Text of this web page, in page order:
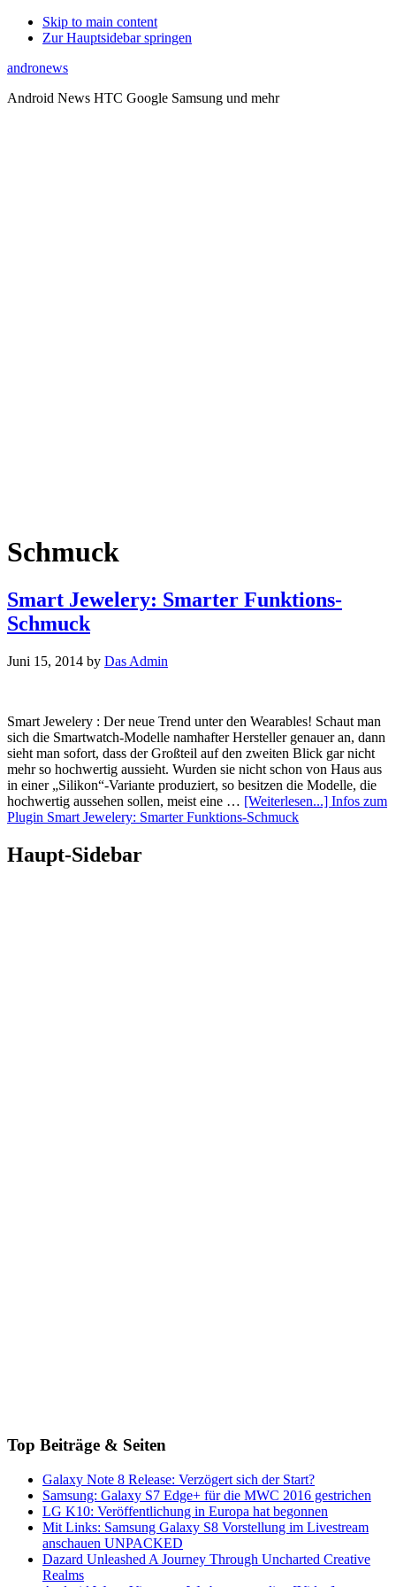
Skip to main content
Zur Hauptsidebar springen
andronews
Android News HTC Google Samsung und mehr
Schmuck
Smart Jewelery: Smarter Funktions-
Schmuck
Juni 15, 2014 by Das Admin
Smart Jewelery : Der neue Trend unter den Wearables! Schaut man
sich die Smartwatch-Modelle namhafter Hersteller genauer an, dann
sieht man sofort, dass der Großteil auf den zweiten Blick gar nicht
mehr so hochwertig aussieht. Wurden sie nicht schon von Haus aus
in einer „Silikon“-Variante produziert, so besitzen die Modelle, die
hochwertig aussehen sollen, meist eine … [Weiterlesen...] Infos zum
Plugin Smart Jewelery: Smarter Funktions-Schmuck
Haupt-Sidebar
Top Beiträge & Seiten
Galaxy Note 8 Release: Verzögert sich der Start?
Samsung: Galaxy S7 Edge+ für die MWC 2016 gestrichen
LG K10: Veröffentlichung in Europa hat begonnen
Mit Links: Samsung Galaxy S8 Vorstellung im Livestream
anschauen UNPACKED
Dazard Unleashed A Journey Through Uncharted Creative
Realms